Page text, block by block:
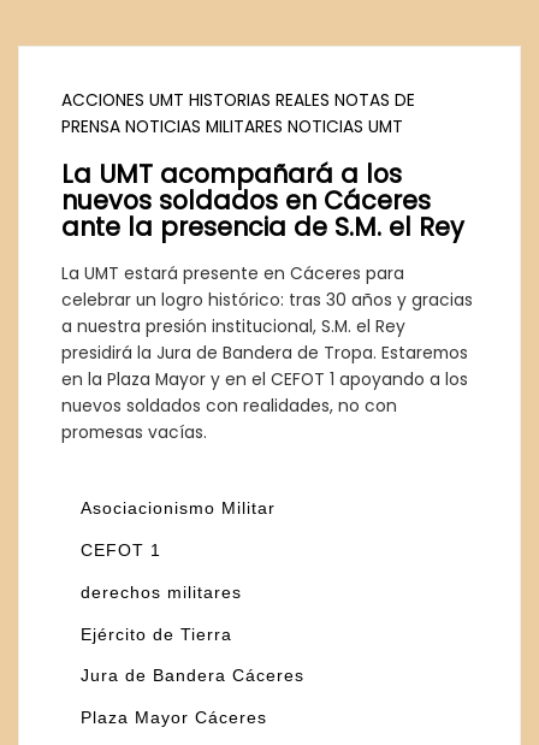
ACCIONES UMT HISTORIAS REALES NOTAS DE
PRENSA NOTICIAS MILITARES NOTICIAS UMT
La UMT acompañará a los
nuevos soldados en Cáceres
ante la presencia de S.M. el Rey
La UMT estará presente en Cáceres para
celebrar un logro histórico: tras 30 años y gracias
a nuestra presión institucional, S.M. el Rey
presidirá la Jura de Bandera de Tropa. Estaremos
en la Plaza Mayor y en el CEFOT 1 apoyando a los
nuevos soldados con realidades, no con
promesas vacías.
Asociacionismo Militar
CEFOT 1
derechos militares
Ejército de Tierra
Jura de Bandera Cáceres
Plaza Mayor Cáceres